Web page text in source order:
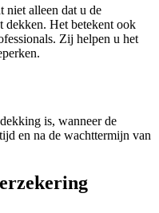
niet alleen dat u de
dekken. Het betekent ook
Zij helpen u het
is, wanneer de
en na de wachttermijn van